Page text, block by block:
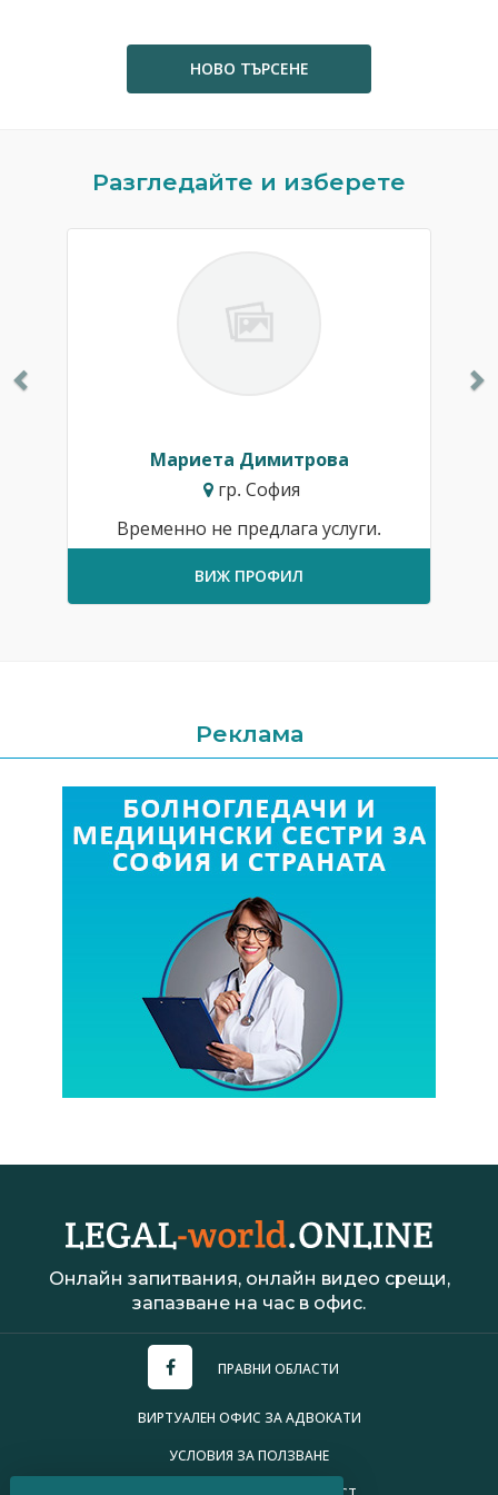
НОВО ТЪРСЕНЕ
Разгледайте и изберете
Мариета Димитрова
гр. София
Временно не предлага услуги.
ВИЖ ПРОФИЛ
Реклама
Онлайн запитвания, онлайн видео срещи,
запазване на час в офис.
ПРАВНИ ОБЛАСТИ
ВИРТУАЛЕН ОФИС ЗА АДВОКАТИ
УСЛОВИЯ ЗА ПОЛЗВАНЕ